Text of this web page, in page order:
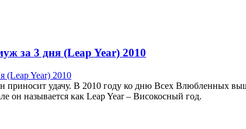
за 3 дня (Leap Year) 2010
приносит удачу. В 2010 году ко дню Всех Влюбленных
он называется как Leap Year – Високосный год.